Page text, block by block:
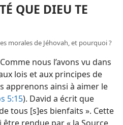
QUE DIEU TE
morales de Jéhovah, et pourquoi ?
nous l’avons vu dans
lois et aux principes de
apprenons ainsi à aimer le
5:15). David a écrit que
tous [s]es bienfaits ». Cette